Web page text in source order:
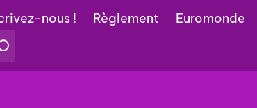
nous ! Règlement Euromonde